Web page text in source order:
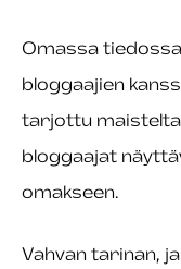
Omassa
bloggaajien
tarjottu
bloggaajat
omakseen.
Vahvan tarinan,